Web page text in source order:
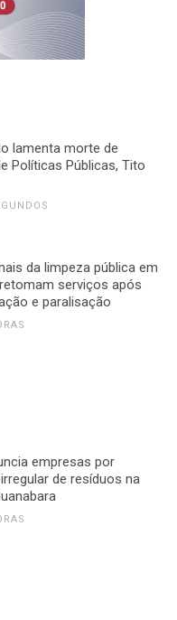
lamenta morte de
Políticas Públicas, Tito
da limpeza pública em
serviços após
e paralisação
empresas por
de resíduos na